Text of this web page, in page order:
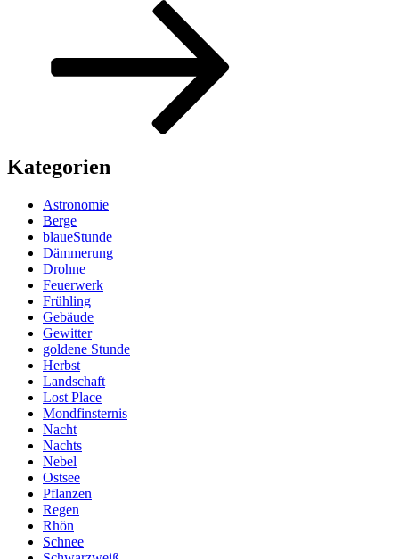
Kategorien
Astronomie
Berge
blaueStunde
Dämmerung
Drohne
Feuerwerk
Frühling
Gebäude
Gewitter
goldene Stunde
Herbst
Landschaft
Lost Place
Mondfinsternis
Nacht
Nachts
Nebel
Ostsee
Pflanzen
Regen
Rhön
Schnee